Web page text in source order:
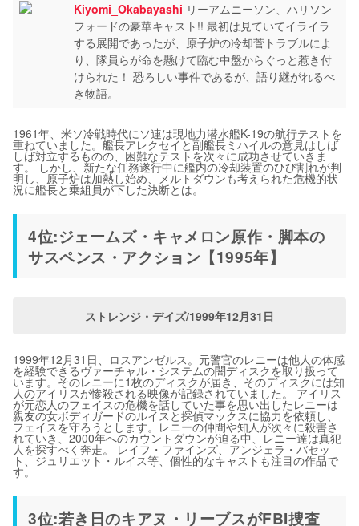
Kiyomi_Okabayashi リーアムニーソン、ハリソン
フォードの豪華キャスト!! 最初は見ていてイライラ
する展開であったが、原子炉の冷却菅トラブルによ
り、隊員らが命を懸けて臨む中盤からぐっと惹き付
けられた！ 恐ろしい事件であるが、語り継がれるべ
き物語。
1961年、米ソ冷戦時代にソ連は現地力潜水艦K-19の航行テストを
重ねていました。艦長アレクセイと副艦長ミハイルの意見はしば
しば対立するものの、困難なテストを次々に成功させていきま
す。 しかし、新たな任務遂行中に艦内の冷却装置のひび割れが判
明し、原子炉は加熱し始め、メルトダウンも考えられた危機的状
況に艦長と乗組員が下した決断とは。
4位:ジェームズ・キャメロン原作・脚本の
サスペンス・アクション【1995年】
ストレンジ・デイズ/1999年12月31日
1999年12月31日、ロスアンゼルス。元警官のレニーは他人の体感
を経験できるヴァーチャル・システムの闇ディスクを取り扱って
います。そのレニーに1枚のディスクが届き、そのディスクには知
人のアイリスが惨殺される映像が記録されていました。 アイリス
が元恋人のフェイスの危機を話していた事を思い出したレニーは
親友の女ボディガードのルイスと探偵マックスに協力を依頼し、
フェイスを守ろうとします。レニーの仲間や知人が次々に殺害さ
れていき、2000年へのカウントダウンが迫る中、レニー達は真犯
人を探すべく奔走。 レイフ・ファインズ、アンジェラ・バセッ
ト、ジュリエット・ルイス等、個性的なキャストも注目の作品で
す。
3位:若き日のキアヌ・リーブスがFBI捜査